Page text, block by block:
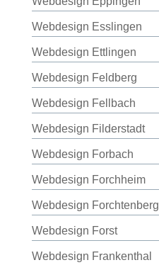
Webdesign Esslingen
Webdesign Ettlingen
Webdesign Feldberg
Webdesign Fellbach
Webdesign Filderstadt
Webdesign Forbach
Webdesign Forchheim
Webdesign Forchtenberg
Webdesign Forst
Webdesign Frankenthal